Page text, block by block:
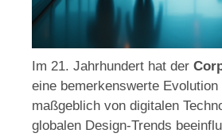
Im 21. Jahrhundert hat der
eine bemerkenswerte
maßgeblich von digitalen
globalen Design-Trends